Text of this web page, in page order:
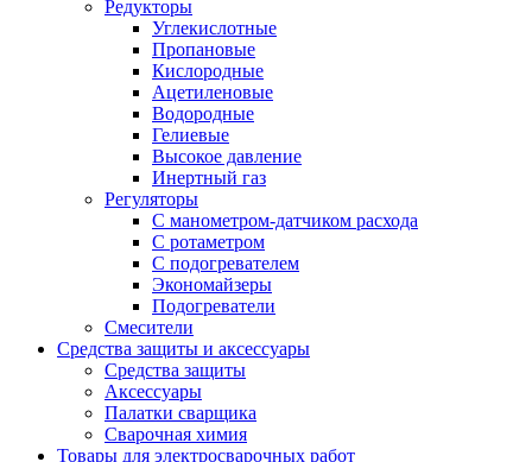
Редукторы
Углекислотные
Пропановые
Кислородные
Ацетиленовые
Водородные
Гелиевые
Высокое давление
Инертный газ
Регуляторы
С манометром-датчиком расхода
С ротаметром
С подогревателем
Экономайзеры
Подогреватели
Смесители
Средства защиты и аксессуары
Средства защиты
Аксессуары
Палатки сварщика
Сварочная химия
Товары для электросварочных работ